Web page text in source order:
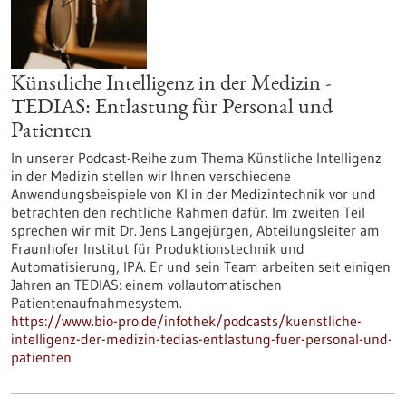
Künstliche Intelligenz in der Medizin -
TEDIAS: Entlastung für Personal und
Patienten
In unserer Podcast-Reihe zum Thema Künstliche Intelligenz
in der Medizin stellen wir Ihnen verschiedene
Anwendungsbeispiele von KI in der Medizintechnik vor und
betrachten den rechtliche Rahmen dafür. Im zweiten Teil
sprechen wir mit Dr. Jens Langejürgen, Abteilungsleiter am
Fraunhofer Institut für Produktionstechnik und
Automatisierung, IPA. Er und sein Team arbeiten seit einigen
Jahren an TEDIAS: einem vollautomatischen
Patientenaufnahmesystem.
https://www.bio-pro.de/infothek/podcasts/kuenstliche-
intelligenz-der-medizin-tedias-entlastung-fuer-personal-und-
patienten